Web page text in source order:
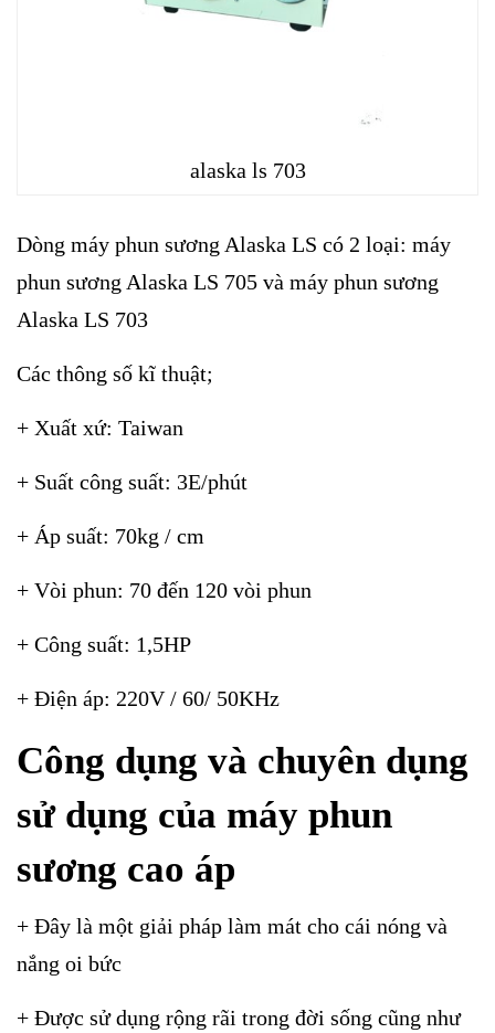
alaska ls 703
Dòng máy phun sương Alaska LS có 2 loại: máy
phun sương Alaska LS 705 và máy phun sương
Alaska LS 703
Các thông số kĩ thuật;
+ Xuất xứ: Taiwan
+ Suất công suất: 3E/phút
+ Áp suất: 70kg / cm
+ Vòi phun: 70 đến 120 vòi phun
+ Công suất: 1,5HP
+ Điện áp: 220V / 60/ 50KHz
Công dụng và chuyên dụng
sử dụng của máy phun
sương cao áp
+ Đây là một giải pháp làm mát cho cái nóng và
nắng oi bức
+ Được sử dụng rộng rãi trong đời sống cũng như